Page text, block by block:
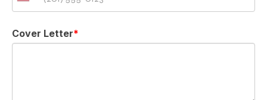
Cover Letter*